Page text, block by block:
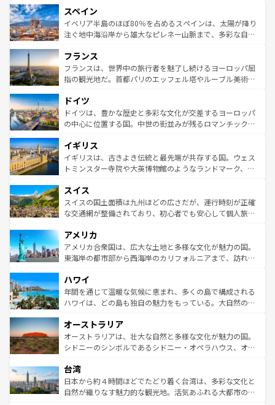
ろん、トスカーナの美しい田園風景やアマルフィ海岸の絶
景など、自然景観も見逃せない。観光の合間には、本場の
ピザやパスタなど、絶品のイタリア料理を堪能することも
ませてくれるイタリアで、忘れられない旅をしてみよう！
なお、新着のイタリア情報はコンテンツ一覧 を参照してほ
しい。
スペイン
イベリア半島のほぼ80％を占めるスペインは、太陽が降り
注ぐ地中海沿岸から雄大なピレネー山脈まで、多彩な自然
文化が根付くこの国では、情熱的なフラメンコ、熱気あふ
れる闘牛、そして美味しいタパスが生活の一部となってい
る。首都マドリードの洗練された雰囲気や、バルセロナの
の城塞都市、穏やかなビーチリゾートまで多彩な表情を見
せる。地方によって風土や気候が異なるスペインはその個
性で訪れる人を魅了する。 なお、新着のスペイン情報はコ
フランス
フランスは、世界中の旅行者を魅了し続けるヨーロッパ屈
指の観光地だ。首都パリのエッフェル塔やルーブル美術館
で、幅広い魅力が詰まっている。華麗な宮殿、歴史的な大
聖堂、美しいビーチ、そして豊かな自然が、訪れる者を心
から魅了する。また、フランスは美食の国としても知ら
いる。シャンパンの発祥地であるランス、プロヴァンスの
香り高いラベンダー畑など、多彩な楽しみ方が可能だ。さ
らに、パリ以外の地域にも魅力が溢れており、どの街角に
れる地方に足を運ぶとそれぞれで全く異なる文化を体験で
きるだろう。 なお、新着のフランス情報はコンテンツ一覧
を参照してほしい。
ドイツ
ドイツは、豊かな歴史と多彩な文化が交差するヨーロッパ
の中心に位置する国。中世の街並みが残るロマンチック街
顔を持つこの国は、どこを歩いても飽きることがない。ベ
ルリンの文化的活気、バイエルン州のアルプスの絶景、そ
してライン川沿いのワイン畑といった風景は必見。ビール
は、お酒好きな人にはぜひ体験してほしい。 なお、新着の
ドイツ情報はコンテンツ一覧を参照してほしい。
イギリス
イギリスは、古きよき伝統と最先端が共存する国。ウェス
トミンスター寺院や大英博物館のようなランドマーク、歴
リアごとに異なる魅力がある。また、優雅なアフタヌーン
ティー、ビール好きにはたまらない英国パブ、サッカー観
戦など、本場だからこそできる体験も豊富。イギリスを旅
ンツ一覧を参照してほしい。
スイス
スイスの国土面積は九州ほどの広さだが、運行時刻が正確
な交通網が整備されており、初心者でも安心して個人旅行
の建物がそのまま残る町や、スイスならではのユニークな
博物館もあり、アルプス観光だけでなく町歩きも満喫する
ことができる。国民の所得が高いため物価も高いが、旅行
ば市内交通費無料で観光を楽しむこともできる。 なお、新
着のスイス情報はコンテンツ一覧 を参照してほしい。
アメリカ
アメリカ合衆国は、広大な土地と多様な文化が魅力の国。
東海岸の都市部から西海岸のカリフォルニアまで、訪れる
のような巨大都市は、観光、ショッピング、エンターテイ
ンメントが詰まった刺激的なスポットだ。一方、アメリカ
西部には大自然が広がり、グランドキャニオンやイエロー
部のニューオーリンズでは、音楽と美食が融合した独特の
文化が魅力。旅行者はアメリカの各地域で異なる魅力を楽
しみながら、その多様性と豊かな歴史を感じることができ
ならではの贅沢な旅のスタイルだ。 なお、新着のアメリカ
情報はコンテンツ一覧を参照してほしい。
ハワイ
年間を通じて温暖な気候に恵まれ、多くの島で構成される
ハワイは、どの島も独自の魅力をもっている。大自然の神
ワイ島は見逃せない。また、定番の観光地といえばオアフ
島だが、静かな自然を求めるならマウイ島やカウアイ島が
おすすめ。エメラルドグリーンに輝く海をはじめ、豊かな
れるおもてなしの心で訪れる人々を迎えてくれるハワイの
人々、おいしいローカルフードやハワイアンミュージッ
ク、伝統的なフラダンスなど、すべてがハワイの魅力を彩
オーストラリア
オーストラリアは、壮大な自然と多様な文化が魅力の国。
シドニーのシンボルであるシドニー・オペラハウス、オー
リアリーフや大陸中央部にそびえるウルル（エアーズロッ
ク）、タスマニアの美しい原生林やケアンズの熱帯雨林な
ど、見どころがたくさん。また、カフェやワイン、オージ
台湾
日本から約４時間ほどでたどり着く台湾は、多彩な文化と
自然が織りなす魅力的な観光地。活気あふれる大都市の台